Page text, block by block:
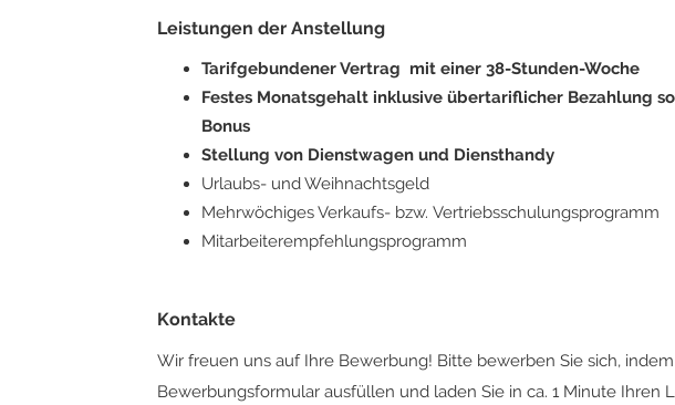
Leistungen der Anstellung
Tarifgebundener Vertrag mit einer 38-Stunden-Woche
Festes Monatsgehalt inklusive übertariflicher Bezahlung
Bonus
Stellung von Dienstwagen und Diensthandy
Urlaubs- und Weihnachtsgeld
Mehrwöchiges Verkaufs- bzw. Vertriebsschulungsprogramm
Mitarbeiterempfehlungsprogramm
Kontakte
Wir freuen uns auf Ihre Bewerbung! Bitte bewerben Sie sich,
Bewerbungsformular ausfüllen und laden Sie in ca. 1 Minute Ihren